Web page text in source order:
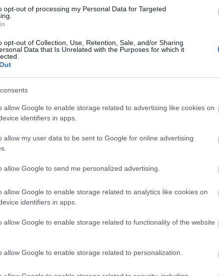
opt-out of processing my Personal Data for Targeted
opt-out of Collection, Use, Retention, Sale, and/or Sharing
Data that Is Unrelated with the Purposes for which it
allow Google to enable storage related to advertising like cookies on
identifiers in apps.
allow my user data to be sent to Google for online advertising
allow Google to send me personalized advertising.
allow Google to enable storage related to analytics like cookies on
identifiers in apps.
allow Google to enable storage related to functionality of the website
allow Google to enable storage related to personalization.
hlavním sponzorem Norské biatlonové federace.
týmu v biatlonu a počítá s tím, že bude
Přesto má čtyřiadvacetiletý závodník na
a případně také na mistrovství světa v
zaostává: ,,Pokud zvládnu střelbu, budu mít
a to ani s místem v elitním
nová pravidla omezující počet
pravidla dopadají na norské závodníky, kteří
národy